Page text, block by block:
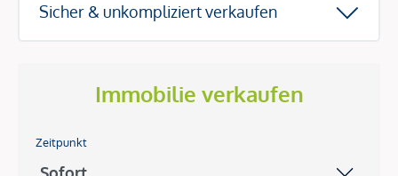
Sicher & unkompliziert verkaufen
Immobilie verkaufen
Zeitpunkt